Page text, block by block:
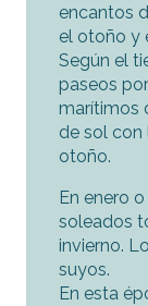
encantos
el otoño y
Según el
paseos
marítimos
de sol con
otoño.
En enero
soleados
invierno.
suyos.
En esta